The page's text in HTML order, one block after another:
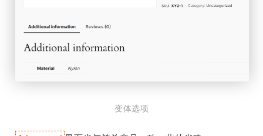
变体选项